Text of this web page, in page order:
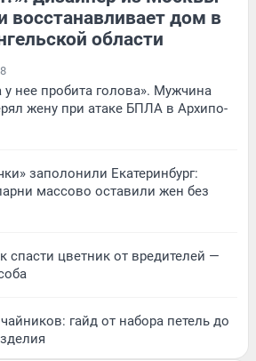
восстанавливает дом в
области
8
нее пробита голова». Мужчина
жену при атаке БПЛА в Архипо-
заполонили Екатеринбург:
массово оставили жен без
спасти цветник от вредителей —
гайд от набора петель до